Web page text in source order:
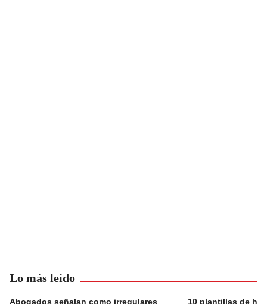
Lo más leído
Abogados señalan como irregulares
10 plantillas de